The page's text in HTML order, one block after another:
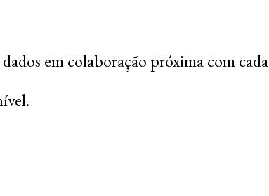
em colaboração próxima com cada